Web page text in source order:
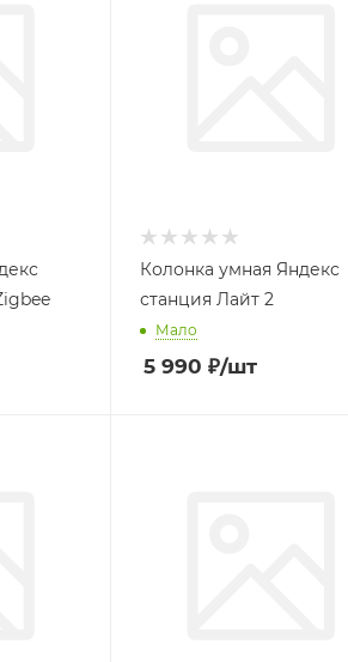
Колонка умная Яндекс
станция Лайт 2
Мало
5 990 ₽/шт